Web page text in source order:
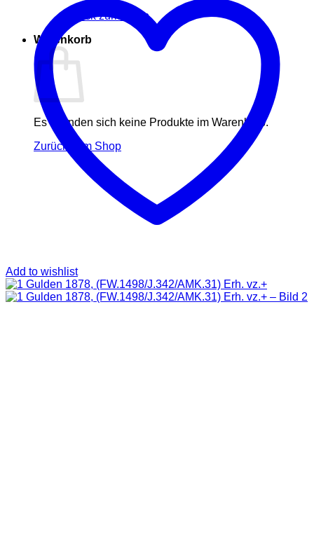
Zurück zum Shop
Warenkorb
Es befinden sich keine Produkte im Warenkorb.
Zurück zum Shop
Add to wishlist